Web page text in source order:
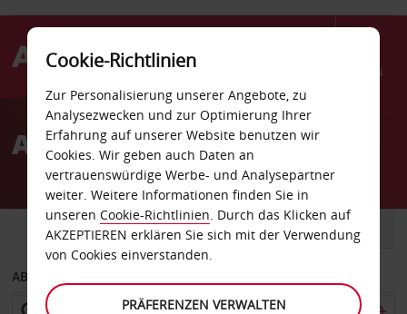
Menü
AvisAutovermietung Kerry
FAHRZEUG TRANSPORTER
ABHOLEN VON
Cookie-Richtlinien
Zur Personalisierung unserer Angebote, zu
Analysezwecken und zur Optimierung Ihrer
Erfahrung auf unserer Website benutzen wir
Cookies. Wir geben auch Daten an
vertrauenswürdige Werbe- und Analysepartner
weiter. Weitere Informationen finden Sie in
unseren Cookie-Richtlinien. Durch das Klicken auf
AKZEPTIEREN erklären Sie sich mit der Verwendung
von Cookies einverstanden.
PRÄFERENZEN VERWALTEN